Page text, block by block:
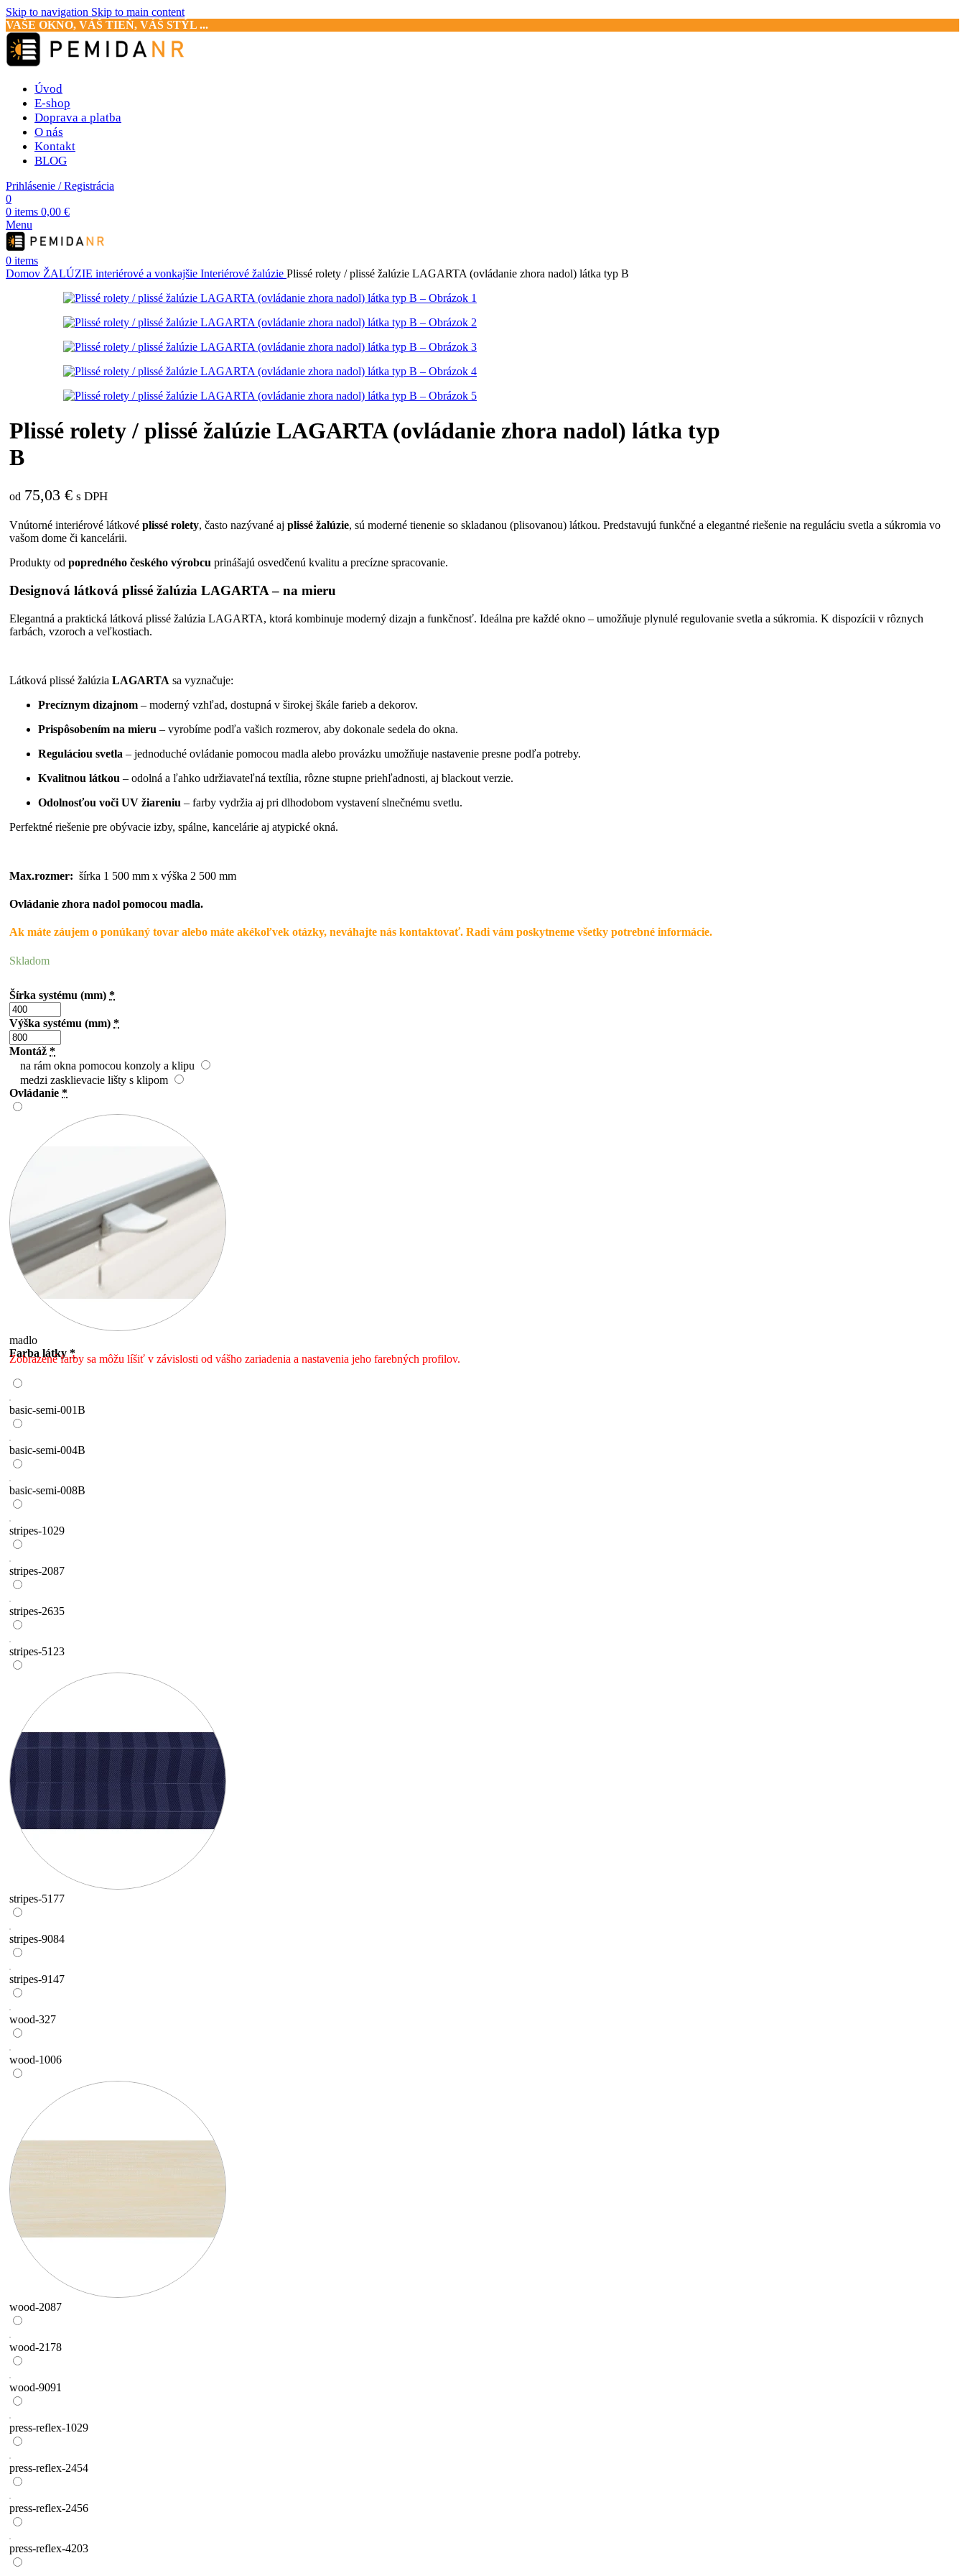
Skip to navigation Skip to main content
VAŠE OKNO, VÁŠ TIEŇ, VÁŠ STÝL ...
Úvod
E-shop
Doprava a platba
O nás
Kontakt
BLOG
Prihlásenie / Registrácia
0
0 items 0,00 €
Menu
0 items
Domov ŽALÚZIE interiérové a vonkajšie Interiérové žalúzie Plissé rolety / plissé žalúzie LAGARTA (ovládanie zhora nadol) látka typ B
Plissé rolety / plissé žalúzie LAGARTA (ovládanie zhora nadol) látka typ
B
od 75,03 € s DPH
Vnútorné interiérové látkové plissé rolety, často nazývané aj plissé žalúzie, sú moderné tienenie so skladanou (plisovanou) látkou. Predstavujú funkčné a elegantné riešenie na reguláciu svetla a súkromia vo
vašom dome či kancelárii.
Produkty od popredného českého výrobcu prinášajú osvedčenú kvalitu a precízne spracovanie.
Designová látková plissé žalúzia LAGARTA – na mieru
Elegantná a praktická látková plissé žalúzia LAGARTA, ktorá kombinuje moderný dizajn a funkčnosť. Ideálna pre každé okno – umožňuje plynulé regulovanie svetla a súkromia. K dispozícii v rôznych
farbách, vzoroch a veľkostiach.
Látková plissé žalúzia LAGARTA sa vyznačuje:
Precíznym dizajnom – moderný vzhľad, dostupná v širokej škále farieb a dekorov.
Prispôsobením na mieru – vyrobíme podľa vašich rozmerov, aby dokonale sedela do okna.
Reguláciou svetla – jednoduché ovládanie pomocou madla alebo provázku umožňuje nastavenie presne podľa potreby.
Kvalitnou látkou – odolná a ľahko udržiavateľná textília, rôzne stupne priehľadnosti, aj blackout verzie.
Odolnosťou voči UV žiareniu – farby vydržia aj pri dlhodobom vystavení slnečnému svetlu.
Perfektné riešenie pre obývacie izby, spálne, kancelárie aj atypické okná.
Max.rozmer: šírka 1 500 mm x výška 2 500 mm
Ovládanie zhora nadol pomocou madla.
Ak máte záujem o ponúkaný tovar alebo máte akékoľvek otázky, neváhajte nás kontaktovať. Radi vám poskytneme všetky potrebné informácie.
Skladom
Šírka systému (mm) *
Výška systému (mm) *
Montáž *
na rám okna pomocou konzoly a klipu
medzi zasklievacie lišty s klipom
Ovládanie *
madlo
Farba látky *
Zobrazené farby sa môžu líšiť v závislosti od vášho zariadenia a nastavenia jeho farebných profilov.
basic-semi-001B
basic-semi-004B
basic-semi-008B
stripes-1029
stripes-2087
stripes-2635
stripes-5123
stripes-5177
stripes-9084
stripes-9147
wood-327
wood-1006
wood-2087
wood-2178
wood-9091
press-reflex-1029
press-reflex-2454
press-reflex-2456
press-reflex-4203